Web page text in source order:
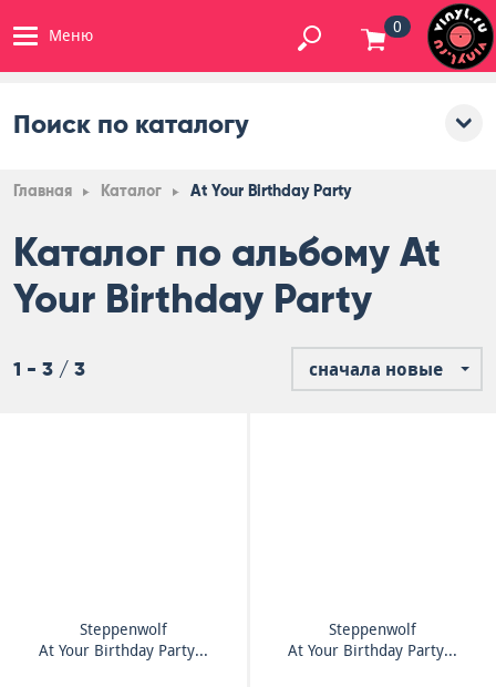
Меню 0
Поиск по каталогу
Главная Каталог At Your Birthday Party
Каталог по альбому At
Your Birthday Party
1 - 3 / 3 сначала новые
Steppenwolf
At Your Birthday Party...
Steppenwolf
At Your Birthday Party...